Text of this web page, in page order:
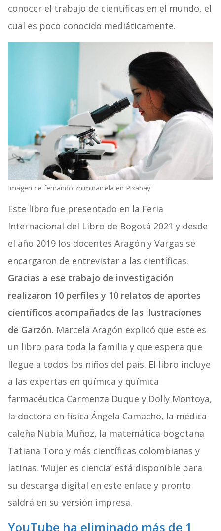
conocer el trabajo de científicas en el mundo, el
cual es poco conocido mediáticamente.
Imagen de fernando zhiminaicela en Pixabay
Este libro fue presentado en la Feria
Internacional del Libro de Bogotá 2021 y desde
el año 2019 los docentes Aragón y Vargas se
encargaron de entrevistar a las científicas.
Gracias a ese trabajo de investigación
realizaron 10 perfiles y 10 relatos de aportes
científicos acompañados de las ilustraciones
de Garzón. Marcela Aragón explicó que este es
un libro para toda la familia y que espera que
llegue a todos los niños del país. El libro incluye
a las expertas en química y química
farmacéutica Carmenza Duque y Dolly Montoya,
la doctora en física Ángela Camacho, la médica
caleña Nubia Muñoz, la matemática bogotana
Tatiana Toro y más científicas colombianas y
latinas. ‘Mujer es ciencia’ está disponible para
su descarga digital en este enlace y pronto
saldrá en su versión impresa.
YouTube ha eliminado más de 1